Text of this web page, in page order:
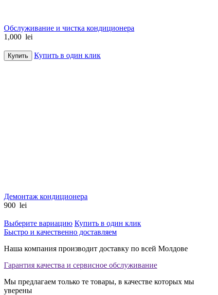
Обслуживание и чистка кондиционера
1,000 lei
Купить Купить в один клик
Демонтаж кондиционера
900 lei
Выберите вариацию Купить в один клик
Быстро и качественно доставляем
Наша компания производит доставку по всей Молдове
Гарантия качества и сервисное обслуживание
Мы предлагаем только те товары, в качестве которых мы
уверены